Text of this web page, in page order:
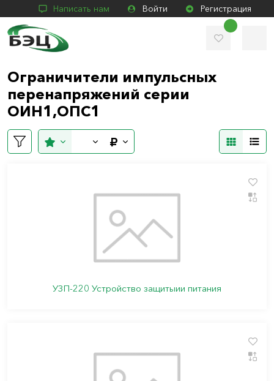
Написать нам Войти Регистрация
Ограничители импульсных
перенапряжений серии
ОИН1,ОПС1
УЗП-220 Устройство защитыии питания